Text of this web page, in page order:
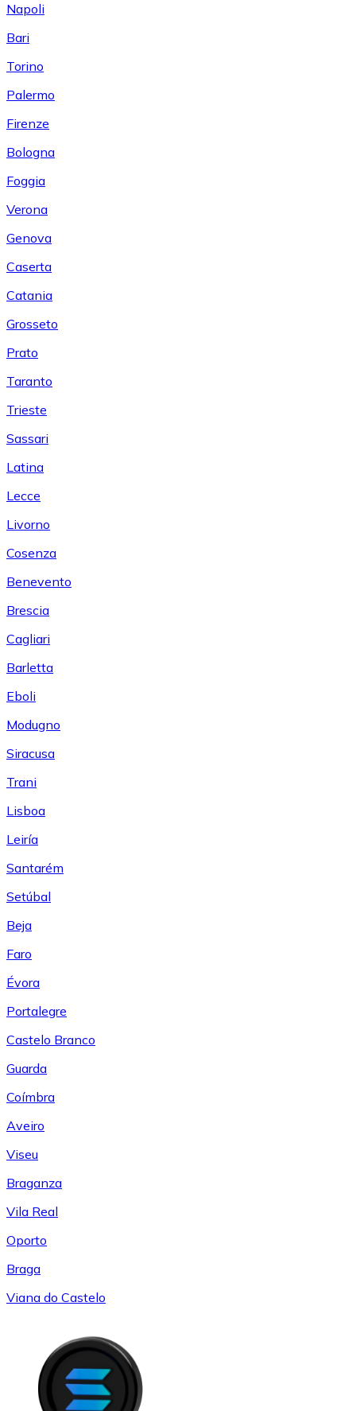
Napoli
Bari
Torino
Palermo
Firenze
Bologna
Foggia
Verona
Genova
Caserta
Catania
Grosseto
Prato
Taranto
Trieste
Sassari
Latina
Lecce
Livorno
Cosenza
Benevento
Brescia
Cagliari
Barletta
Eboli
Modugno
Siracusa
Trani
Lisboa
Leiría
Santarém
Setúbal
Beja
Faro
Évora
Portalegre
Castelo Branco
Guarda
Coímbra
Aveiro
Viseu
Braganza
Vila Real
Oporto
Braga
Viana do Castelo